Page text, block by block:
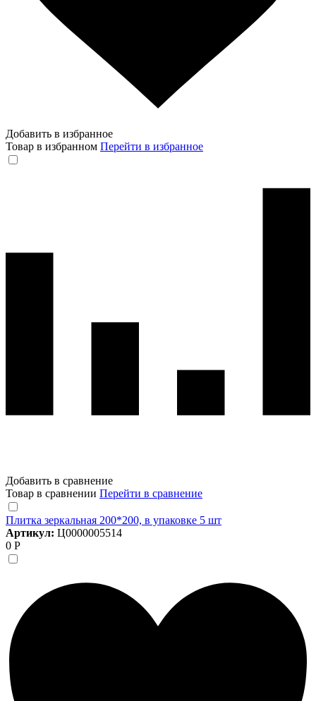
Добавить в избранное
Товар в избранном Перейти в избранное
Добавить в сравнение
Товар в сравнении Перейти в сравнение
Плитка зеркальная 200*200, в упаковке 5 шт
Артикул: Ц0000005514
0 Р